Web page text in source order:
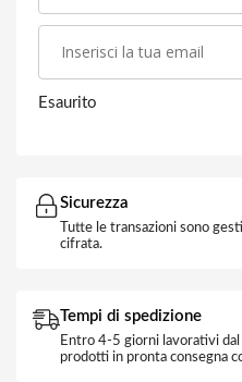
Esaurito
Sicurezza
Tutte le transazioni sono
cifrata.
Tempi di spedizione
Entro 4-5 giorni lavorativi
prodotti in pronta consegna